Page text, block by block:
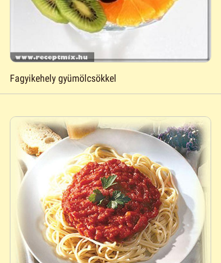
Fagyikehely gyümölcsökkel